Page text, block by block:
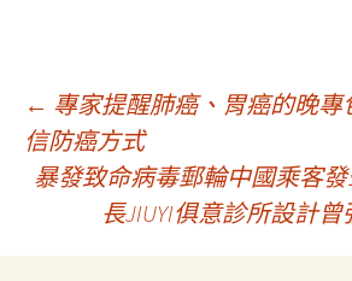
文
章
← 專家提醒肺癌、胃癌的晚專
信防癌方式
暴發致命病毒郵輪中國乘客
長JIUYI俱意診所設計